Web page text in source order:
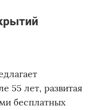
55 лет, развитая
бесплатных